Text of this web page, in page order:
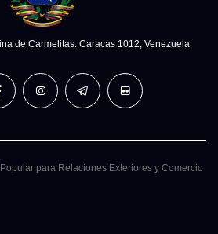
de Carmelitas. Caracas 1012, Venezuela
para Relaciones Exteriores y Comercio